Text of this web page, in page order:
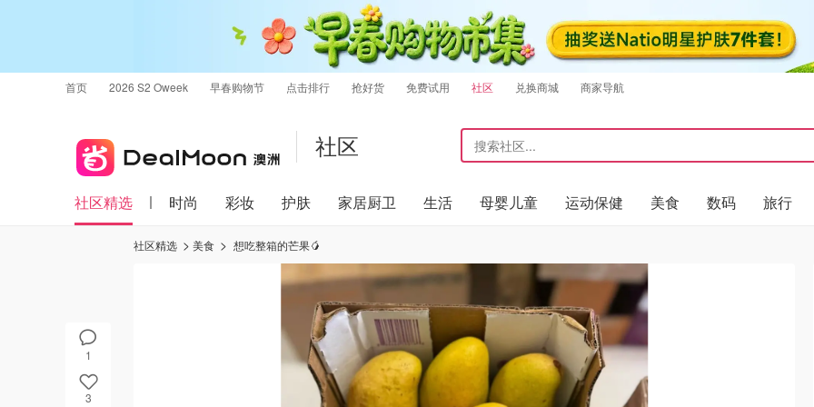
首页 2026 S2 Oweek 早春购物节 点击排行 抢好货 免费试用 社区 兑换商城 商家导航
社区
社区精选 时尚 彩妆 护肤 家居厨卫 生活 母婴儿童 运动保健 美食 数码 旅行
1
3
社区精选 美食 想吃整箱的芒果🥭